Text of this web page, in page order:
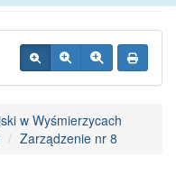
w Wyśmierzycach
Zarządzenie nr 8